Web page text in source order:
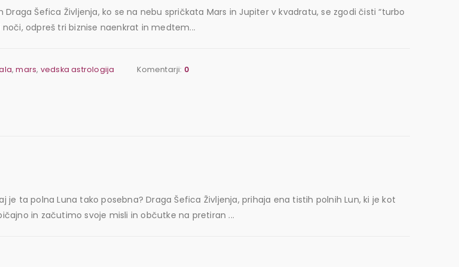
Šefica Življenja, ko se na nebu spričkata Mars in Jupiter v kvadratu, se zgodi čisti “turbo
odpreš tri biznise naenkrat in medtem...
,mars, vedska astrologija Komentarji: 0
je ta polna Luna tako posebna? Draga Šefica Življenja, prihaja ena tistih polnih Lun, ki je kot
in začutimo svoje misli in občutke na pretiran ...